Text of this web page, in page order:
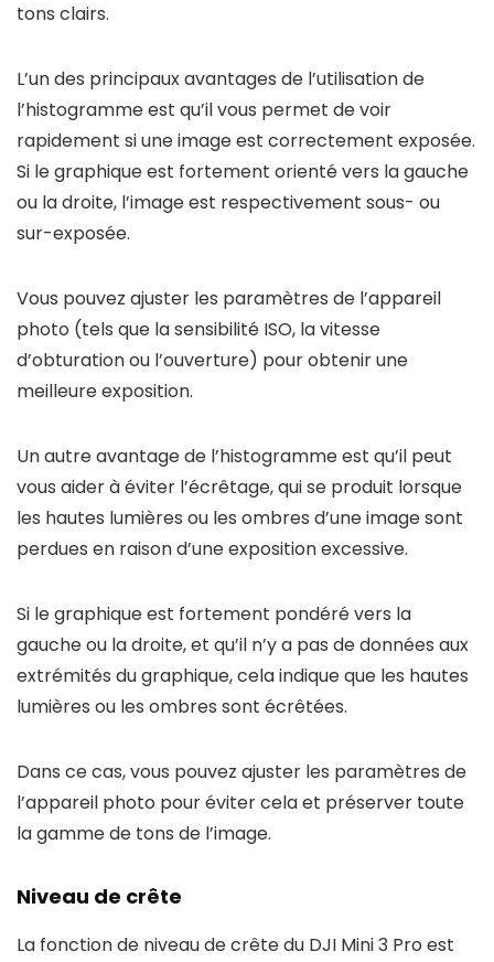
tons clairs.
L’un des principaux avantages de l’utilisation de
l’histogramme est qu’il vous permet de voir
rapidement si une image est correctement exposée.
Si le graphique est fortement orienté vers la gauche
ou la droite, l’image est respectivement sous- ou
sur-exposée.
Vous pouvez ajuster les paramètres de l’appareil
photo (tels que la sensibilité ISO, la vitesse
d’obturation ou l’ouverture) pour obtenir une
meilleure exposition.
Un autre avantage de l’histogramme est qu’il peut
vous aider à éviter l’écrêtage, qui se produit lorsque
les hautes lumières ou les ombres d’une image sont
perdues en raison d’une exposition excessive.
Si le graphique est fortement pondéré vers la
gauche ou la droite, et qu’il n’y a pas de données aux
extrémités du graphique, cela indique que les hautes
lumières ou les ombres sont écrêtées.
Dans ce cas, vous pouvez ajuster les paramètres de
l’appareil photo pour éviter cela et préserver toute
la gamme de tons de l’image.
Niveau de crête
La fonction de niveau de crête du DJI Mini 3 Pro est